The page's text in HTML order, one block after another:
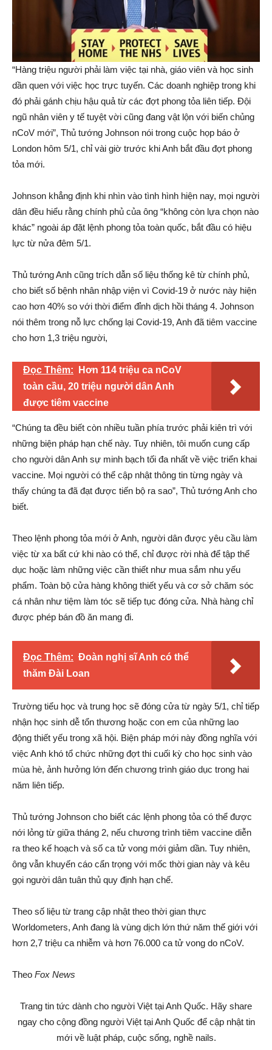
“Hàng triệu người phải làm việc tại nhà, giáo viên và học sinh
dần quen với việc học trực tuyến. Các doanh nghiệp trong khi
đó phải gánh chịu hậu quả từ các đợt phong tỏa liên tiếp. Đội
ngũ nhân viên y tế tuyệt vời cũng đang vật lộn với biến chủng
nCoV mới”, Thủ tướng Johnson nói trong cuộc họp báo ở
London hôm 5/1, chỉ vài giờ trước khi Anh bắt đầu đợt phong
tỏa mới.
Johnson khẳng định khi nhìn vào tình hình hiện nay, mọi người
dân đều hiểu rằng chính phủ của ông “không còn lựa chọn nào
khác” ngoài áp đặt lệnh phong tỏa toàn quốc, bắt đầu có hiệu
lực từ nửa đêm 5/1.
Thủ tướng Anh cũng trích dẫn số liệu thống kê từ chính phủ,
cho biết số bệnh nhân nhập viện vì Covid-19 ở nước này hiện
cao hơn 40% so với thời điểm đỉnh dịch hồi tháng 4. Johnson
nói thêm trong nỗ lực chống lại Covid-19, Anh đã tiêm vaccine
cho hơn 1,3 triệu người,
Đọc Thêm:
Hơn 114 triệu ca nCoV
toàn cầu, 20 triệu người dân Anh
được tiêm vaccine
“Chúng ta đều biết còn nhiều tuần phía trước phải kiên trì với
những biện pháp hạn chế này. Tuy nhiên, tôi muốn cung cấp
cho người dân Anh sự minh bạch tối đa nhất về việc triển khai
vaccine. Mọi người có thể cập nhật thông tin từng ngày và
thấy chúng ta đã đạt được tiến bộ ra sao”, Thủ tướng Anh cho
biết.
Theo lệnh phong tỏa mới ở Anh, người dân được yêu cầu làm
việc từ xa bất cứ khi nào có thể, chỉ được rời nhà để tập thể
dục hoặc làm những việc cần thiết như mua sắm nhu yếu
phẩm. Toàn bộ cửa hàng không thiết yếu và cơ sở chăm sóc
cá nhân như tiệm làm tóc sẽ tiếp tục đóng cửa. Nhà hàng chỉ
được phép bán đồ ăn mang đi.
Đọc Thêm: Đoàn nghị sĩ Anh có thể
thăm Đài Loan
Trường tiểu học và trung học sẽ đóng cửa từ ngày 5/1, chỉ tiếp
nhận học sinh dễ tổn thương hoặc con em của những lao
động thiết yếu trong xã hội. Biện pháp mới này đồng nghĩa với
việc Anh khó tổ chức những đợt thi cuối kỳ cho học sinh vào
mùa hè, ảnh hưởng lớn đến chương trình giáo dục trong hai
năm liên tiếp.
Thủ tướng Johnson cho biết các lệnh phong tỏa có thể được
nới lỏng từ giữa tháng 2, nếu chương trình tiêm vaccine diễn
ra theo kế hoạch và số ca tử vong mới giảm dần. Tuy nhiên,
ông vẫn khuyến cáo cẩn trọng với mốc thời gian này và kêu
gọi người dân tuân thủ quy định hạn chế.
Theo số liệu từ trang cập nhật theo thời gian thực
Worldometers, Anh đang là vùng dịch lớn thứ năm thế giới với
hơn 2,7 triệu ca nhiễm và hơn 76.000 ca tử vong do nCoV.
Theo Fox News
Trang tin tức dành cho người Việt tại Anh Quốc. Hãy share
ngay cho cộng đồng người Việt tại Anh Quốc để cập nhật tin
mới về luật pháp, cuộc sống, nghề nails.